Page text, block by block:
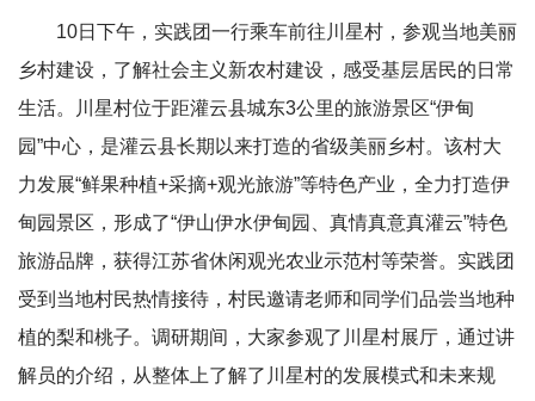
10日下午，实践团一行乘车前往川星村，参观当地美丽
乡村建设，了解社会主义新农村建设，感受基层居民的日常
生活。川星村位于距灌云县城东3公里的旅游景区“伊甸
园”中心，是灌云县长期以来打造的省级美丽乡村。该村大
力发展“鲜果种植+采摘+观光旅游”等特色产业，全力打造伊
甸园景区，形成了“伊山伊水伊甸园、真情真意真灌云”特色
旅游品牌，获得江苏省休闲观光农业示范村等荣誉。实践团
受到当地村民热情接待，村民邀请老师和同学们品尝当地种
植的梨和桃子。调研期间，大家参观了川星村展厅，通过讲
解员的介绍，从整体上了解了川星村的发展模式和未来规